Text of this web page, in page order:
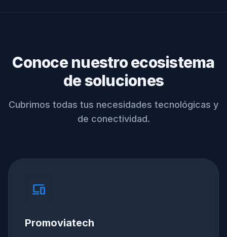
Conoce nuestro ecosistema
de soluciones
Cubrimos todas tus necesidades tecnológicas y
de conectividad.
devices
Promoviatech